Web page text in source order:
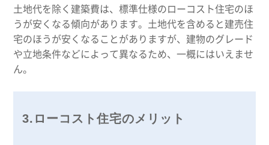
土地代を除く建築費は、標準仕様のローコスト住宅のほ
うが安くなる傾向があります。土地代を含めると建売住
宅のほうが安くなることがありますが、建物のグレード
や立地条件などによって異なるため、一概にはいえませ
ん。
3.ローコスト住宅のメリット